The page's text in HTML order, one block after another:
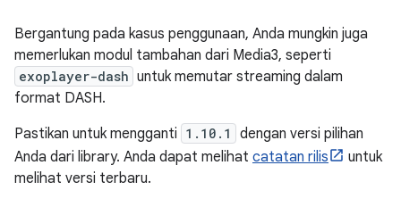
Bergantung pada kasus penggunaan, Anda mungkin juga
memerlukan modul tambahan dari Media3, seperti
exoplayer-dash untuk memutar streaming dalam
format DASH.
Pastikan untuk mengganti 1.10.1
dengan versi pilihan
Anda dari library. Anda dapat melihat catatan rilis
untuk
melihat versi terbaru.